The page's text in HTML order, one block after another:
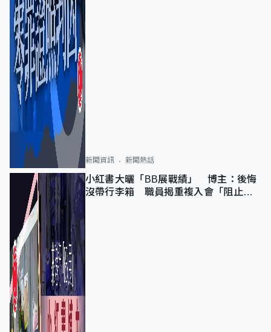
新聞資訊 新聞熱話
小紅書大曬「BB展戰績」 博主：後悔
沒帶行李箱 職員揭重複入會「阻止唔